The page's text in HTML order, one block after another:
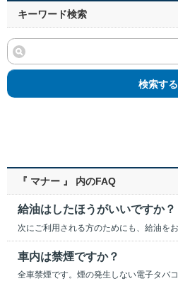
キーワード検索
検索する
『 マナー 』 内のFAQ
給油はしたほうがいいですか？
車内は禁煙ですか？